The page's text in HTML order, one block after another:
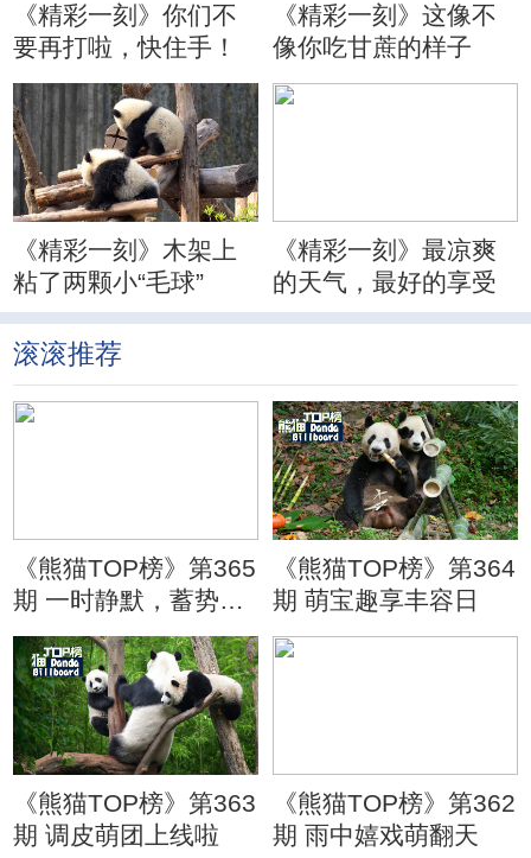
《精彩一刻》你们不
要再打啦，快住手！
《精彩一刻》这像不
像你吃甘蔗的样子
《精彩一刻》木架上
粘了两颗小“毛球”
《精彩一刻》最凉爽
的天气，最好的享受
滚滚推荐
《熊猫TOP榜》第365
期 一时静默，蓄势待
发
《熊猫TOP榜》第364
期 萌宝趣享丰容日
《熊猫TOP榜》第363
期 调皮萌团上线啦
《熊猫TOP榜》第362
期 雨中嬉戏萌翻天